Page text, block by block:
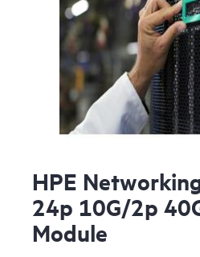
HPE
24p 10G/2p
Module